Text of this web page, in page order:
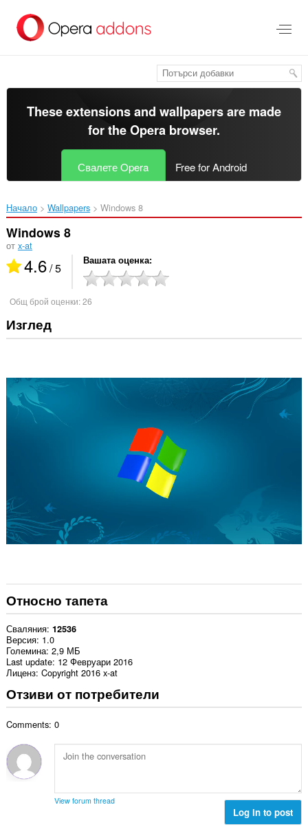
главното
съдържание
These extensions and wallpapers are made
for theOpera browser.
Свалете Opera Free for Android
Начало Wallpapers Windows 8‎
Windows 8
от x-at
4.6/ 5 Вашата оценка
Общ брой оценки:26
Изглед
Относно тапета
Сваляния 12536
Версия 1.0
Големина 2,9 МБ
Last update 12 Февруари 2016
Лиценз Copyright 2016 x-at
Отзиви от потребители
Comments: 0
View forum thread
Log in to post